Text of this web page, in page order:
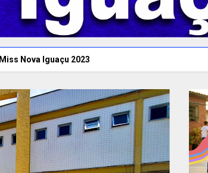
Miss Nova Iguaçu 2023